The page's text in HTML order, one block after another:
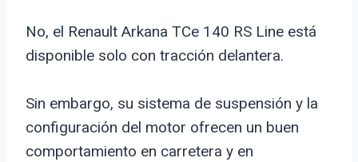
No, el Renault Arkana TCe 140 RS Line está
disponible solo con tracción delantera.
Sin embargo, su sistema de suspensión y la
configuración del motor ofrecen un buen
comportamiento en carretera y en